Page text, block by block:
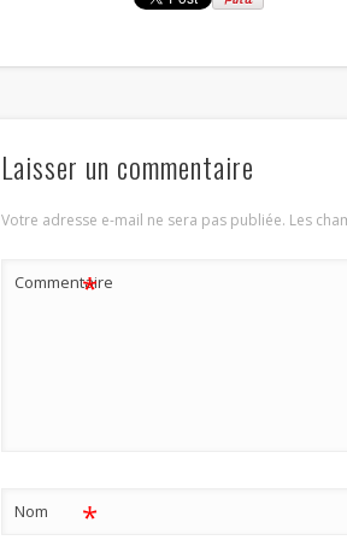
Laisser un commentaire
Votre adresse e-mail ne sera pas publiée. Les
Commentaire
*
Nom *